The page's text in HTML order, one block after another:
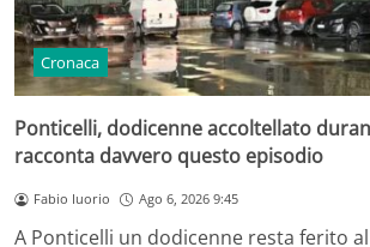
Cronaca
Ponticelli, dodicenne accoltellato
racconta davvero questo episodio
Fabio Iuorio Ago 6, 2026 9:45
A Ponticelli un dodicenne resta ferito